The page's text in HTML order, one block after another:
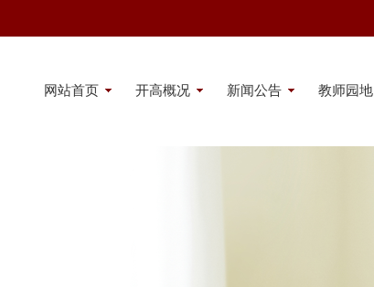
网站首页 开高概况 新闻公告 教师园地